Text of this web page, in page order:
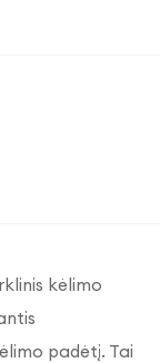
kėlimo
padėtį. Tai